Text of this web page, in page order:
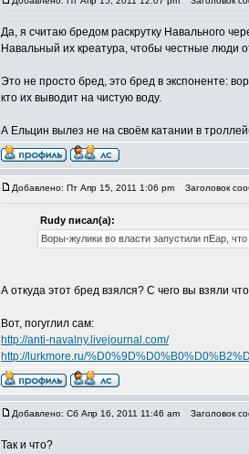
Да, я считаю бредом раскрутку Навального
Навальный их креатура, чтобы честные люди
Это не просто бред, это бред в экспоненте:
кто их выводит на чистую воду.
А Ельцин вылез не на своём катании в
Добавлено: Пт Апр 15, 2011 1:06 pm Заголовок
Rudy писал(а):
Воры-жулики во власти запустили пЕар,
А откуда этот бред взялся? С чего вы взяли
Вот, погуглил сам:
http://anti-navalny.livejournal.com/
http://lurkmore.ru/
Добавлено: Сб Апр 16, 2011 11:46 am Заголовок
Так и что?